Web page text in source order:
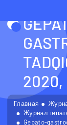
Главная
Журнал
Gepato-